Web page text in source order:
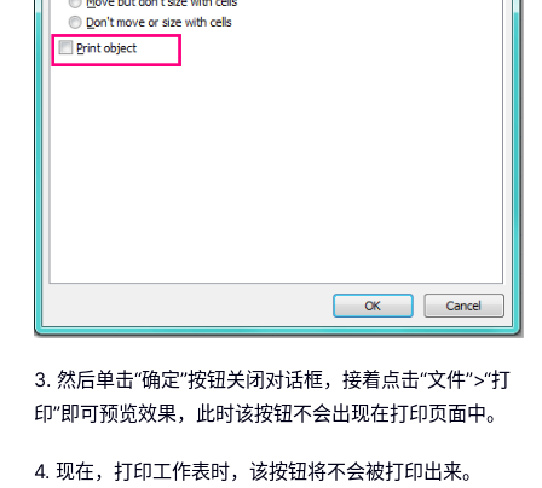
3. 然后单击“确定”按钮关闭对话框，接着点击“文件”>“打
印”即可预览效果，此时该按钮不会出现在打印页面中。
4. 现在，打印工作表时，该按钮将不会被打印出来。